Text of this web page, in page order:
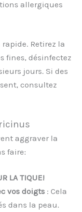
allergiques
Retirez la
fines, désinfectez
jours. Si des
consultez
aggraver la
faire:
LA TIQUE!
vos doigts : Cela
dans la peau.